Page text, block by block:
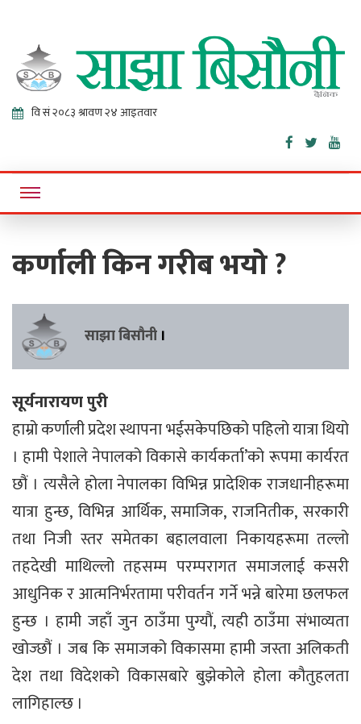
Sajha
Bisaunee
Online News Portal
कर्णाली किन गरीब भयो ?
साझा बिसौनी ।
सूर्यनारायण पुरी
हाम्रो कर्णाली प्रदेश स्थापना भईसकेपछिको पहिलो यात्रा थियो
। हामी पेशाले नेपालको विकासे कार्यकर्ता’को रूपमा कार्यरत
छौं । त्यसैले होला नेपालका विभिन्न प्रादेशिक राजधानीहरूमा
यात्रा हुन्छ, विभिन्न आर्थिक, समाजिक, राजनितीक, सरकारी
तथा निजी स्तर समेतका बहालवाला निकायहरूमा तल्लो
तहदेखी माथिल्लो तहसम्म परम्परागत समाजलाई कसरी
आधुनिक र आत्मनिर्भरतामा परीवर्तन गर्ने भन्ने बारेमा छलफल
हुन्छ । हामी जहाँ जुन ठाउँमा पुग्यौं, त्यही ठाउँमा संभाव्यता
खोज्छौं । जब कि समाजको विकासमा हामी जस्ता अलिकती
देश तथा विदेशको विकासबारे बुझेकोले होला कौतुहलता
लागिहाल्छ ।